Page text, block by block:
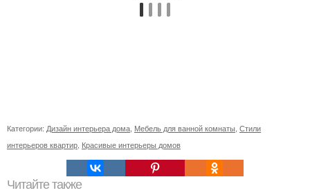
Категории: Дизайн интерьера дома Мебель для ванной комнаты Стили
интерьеров квартир Красивые интерьеры домов
Читайте также